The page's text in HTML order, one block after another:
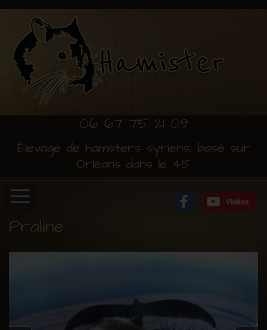
06 67 75 21 09
Élevage de hamsters syriens, basé sur
Orléans dans le 45
Accueil
Installation
Mon éthique
Vidéos
Praline